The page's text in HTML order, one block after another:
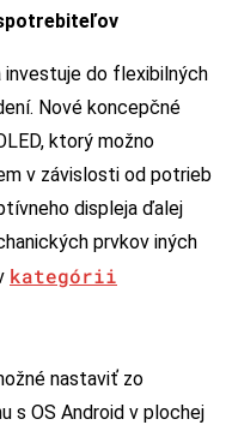
investuje do flexibilných
Nové koncepčné
ktorý možno
v závislosti od potrieb
displeja ďalej
prvkov iných
kategórii
nastaviť zo
s OS Android v plochej